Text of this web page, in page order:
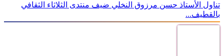
تناول الأستاذ حسن مرزوق النخلي ضيف منتدى الثلاثاء الثقافي
بالقطيف...